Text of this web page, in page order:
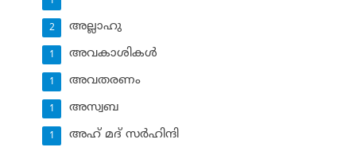
അല്ലാഹു
2
അവകാശികള്‍
1
അവതരണം
1
അസ്വബ
1
അഹ് മദ് സര്‍ഹിന്ദി
1